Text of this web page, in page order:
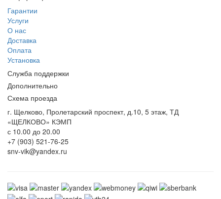
Гарантии
Услуги
О нас
Доставка
Оплата
Установка
Служба поддержки
Дополнительно
Схема проезда
г. Щелково, Пролетарский проспект, д.10, 5 этаж, ТД
«ЩЕЛКОВО» КЭМП
с 10.00 до 20.00
+7 (903) 521-76-25
snv-vik@yandex.ru